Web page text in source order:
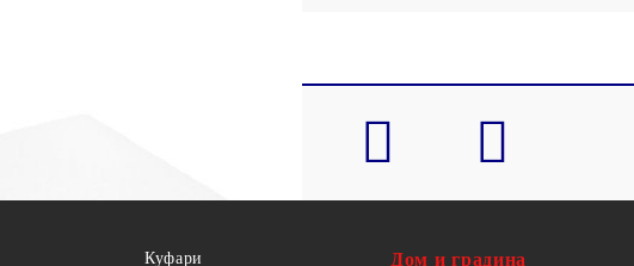
Куфари Дом и градина